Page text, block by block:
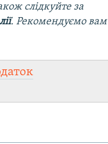
слідкуйте за
. Рекомендуємо вам